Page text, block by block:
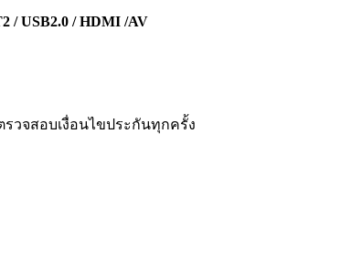
/ USB2.0 / HDMI /AV
รวจสอบเงื่อนไขประกันทุกครั้ง